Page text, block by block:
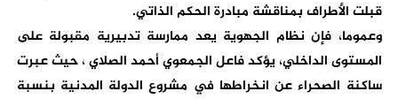
قبلت الأطراف بمناقشة مبادرة الحكم الذاتي.
وعموما، فإن نظام الجهوية يعد ممارسة تدبيرية مقبولة على
المستوى الداخلي، يؤكد فاعل الجمعوي أحمد الصلاي ، حيث عبرت
ساكنة الصحراء عن انخراطها في مشروع الدولة المدنية بنسبة